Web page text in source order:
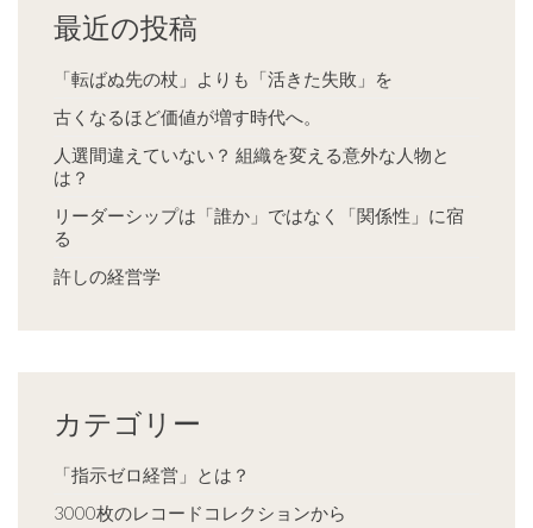
最近の投稿
「転ばぬ先の杖」よりも「活きた失敗」を
古くなるほど価値が増す時代へ。
人選間違えていない？ 組織を変える意外な人物と
は？
リーダーシップは「誰か」ではなく「関係性」に宿
る
許しの経営学
カテゴリー
「指示ゼロ経営」とは？
3000枚のレコードコレクションから